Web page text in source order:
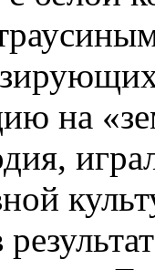
на